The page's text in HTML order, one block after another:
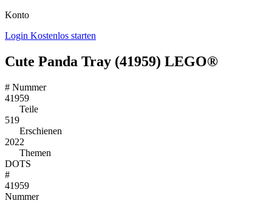
Konto
Login Kostenlos starten
Cute Panda Tray (41959) LEGO®
# Nummer
41959
Teile
519
Erschienen
2022
Themen
DOTS
#
41959
Nummer